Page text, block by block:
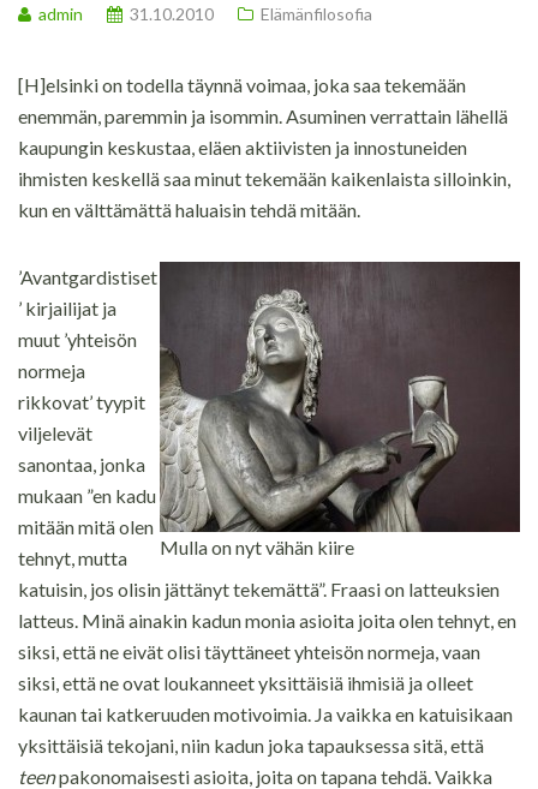
admin 31.10.2010 Elämänfilosofia
[H]elsinki on todella täynnä voimaa, joka saa tekemään
enemmän, paremmin ja isommin. Asuminen verrattain lähellä
kaupungin keskustaa, eläen aktiivisten ja innostuneiden
ihmisten keskellä saa minut tekemään kaikenlaista silloinkin,
kun en välttämättä haluaisin tehdä mitään.
Mulla on nyt vähän kiire
’Avantgardistiset
’ kirjailijat ja
muut ’yhteisön
normeja
rikkovat’ tyypit
viljelevät
sanontaa, jonka
mukaan ”en kadu
mitään mitä olen
tehnyt, mutta
katuisin, jos olisin jättänyt tekemättä”. Fraasi on latteuksien
latteus. Minä ainakin kadun monia asioita joita olen tehnyt, en
siksi, että ne eivät olisi täyttäneet yhteisön normeja, vaan
siksi, että ne ovat loukanneet yksittäisiä ihmisiä ja olleet
kaunan tai katkeruuden motivoimia. Ja vaikka en katuisikaan
yksittäisiä tekojani, niin kadun joka tapauksessa sitä, että
teenpakonomaisesti asioita, joita on tapana tehdä. Vaikka